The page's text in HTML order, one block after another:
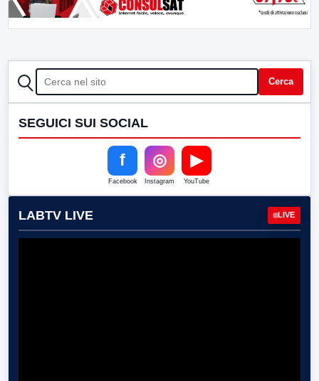
CERCA Cerca
SEGUICI SUI SOCIAL
f
Facebook
◎
Instagram
▶
YouTube
LABTV LIVE LIVE